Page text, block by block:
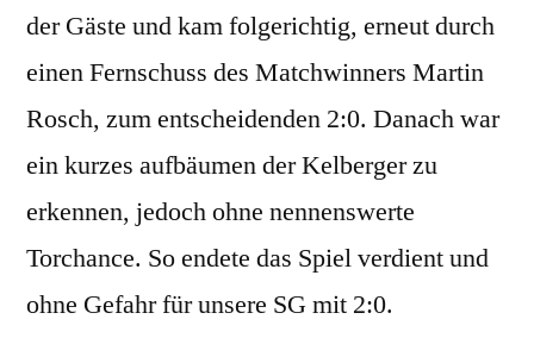
der Gäste und kam folgerichtig, erneut durch
einen Fernschuss des Matchwinners Martin
Rosch, zum entscheidenden 2:0. Danach war
ein kurzes aufbäumen der Kelberger zu
erkennen, jedoch ohne nennenswerte
Torchance. So endete das Spiel verdient und
ohne Gefahr für unsere SG mit 2:0.